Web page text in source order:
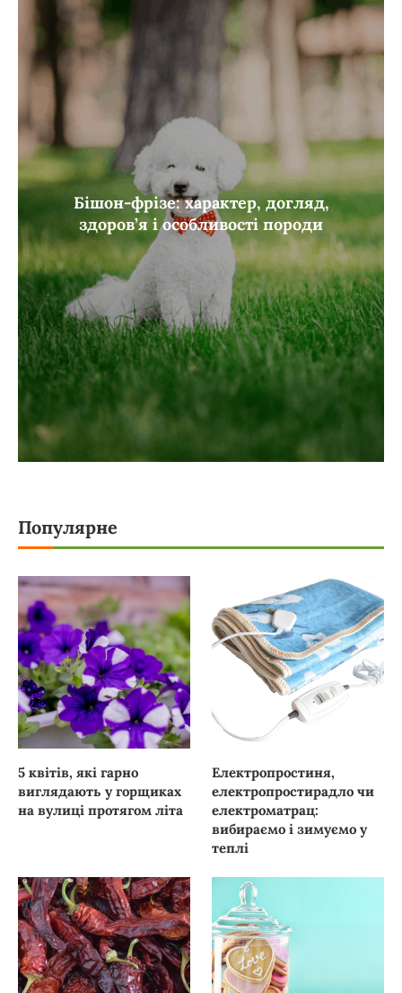
Бішон-фрізе: характер, догляд,
здоров’я і особливості породи
Популярне
5 квітів, які гарно
виглядають у горщиках
на вулиці протягом літа
Електропростиня,
електропростирадло чи
електроматрац:
вибираємо і зимуємо у
теплі